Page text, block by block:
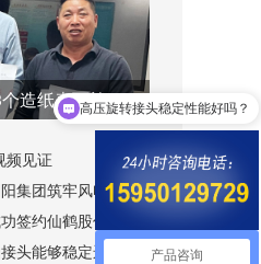
喜报来袭│连续3个造纸表面施胶系统订单签订合作，共创双赢未来！
频见证
集团筑牢风电
签约仙鹤股份
头能够稳定运
产品咨询
高压旋转接头稳定性能好吗？